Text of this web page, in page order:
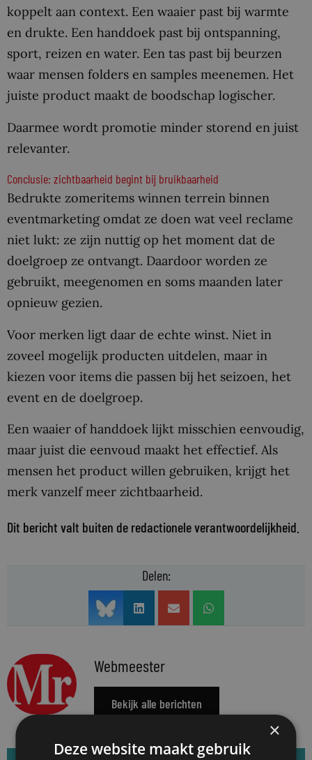
koppelt aan context. Een waaier past bij warmte
en drukte. Een handdoek past bij ontspanning,
sport, reizen en water. Een tas past bij beurzen
waar mensen folders en samples meenemen. Het
juiste product maakt de boodschap logischer.
Daarmee wordt promotie minder storend en juist
relevanter.
Conclusie: zichtbaarheid begint bij bruikbaarheid
Bedrukte zomeritems winnen terrein binnen
eventmarketing omdat ze doen wat veel reclame
niet lukt: ze zijn nuttig op het moment dat de
doelgroep ze ontvangt. Daardoor worden ze
gebruikt, meegenomen en soms maanden later
opnieuw gezien.
Voor merken ligt daar de echte winst. Niet in
zoveel mogelijk producten uitdelen, maar in
kiezen voor items die passen bij het seizoen, het
event en de doelgroep.
Een waaier of handdoek lijkt misschien eenvoudig,
maar juist die eenvoud maakt het effectief. Als
mensen het product willen gebruiken, krijgt het
merk vanzelf meer zichtbaarheid.
Dit bericht valt buiten de redactionele verantwoordelijkheid.
Delen:
Webmeester
Bekijk alle berichten
×
Deze website maakt gebruik